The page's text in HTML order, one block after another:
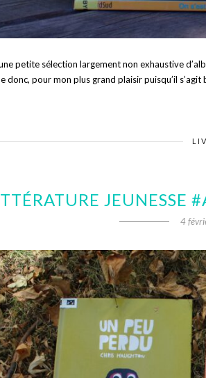
petite sélection largement non exhaustive
donc, pour mon plus grand plaisir puisqu’il s’agit
JEUNESSE
4